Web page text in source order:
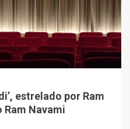
estrelado por Ram
Ram Navami